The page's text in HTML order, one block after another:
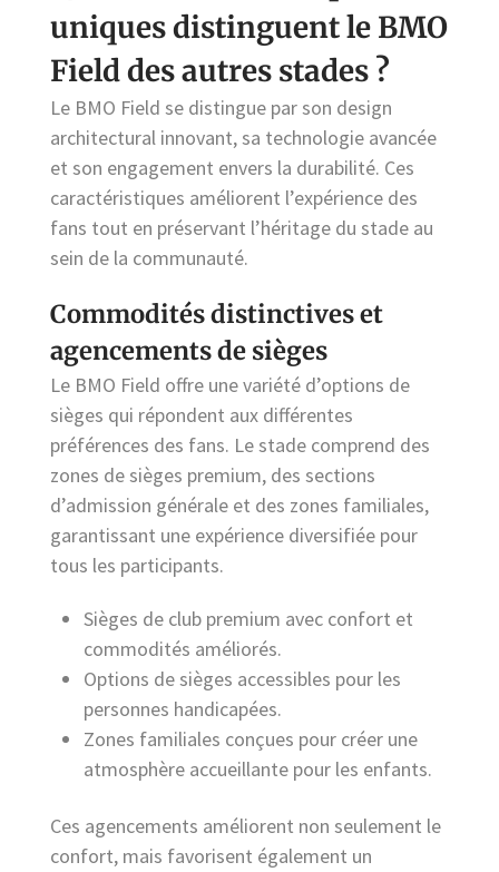
uniques distinguent le BMO
Field des autres stades ?
Le BMO Field se distingue par son design
architectural innovant, sa technologie avancée
et son engagement envers la durabilité. Ces
caractéristiques améliorent l’expérience des
fans tout en préservant l’héritage du stade au
sein de la communauté.
Commodités distinctives et
agencements de sièges
Le BMO Field offre une variété d’options de
sièges qui répondent aux différentes
préférences des fans. Le stade comprend des
zones de sièges premium, des sections
d’admission générale et des zones familiales,
garantissant une expérience diversifiée pour
tous les participants.
Sièges de club premium avec confort et
commodités améliorés.
Options de sièges accessibles pour les
personnes handicapées.
Zones familiales conçues pour créer une
atmosphère accueillante pour les enfants.
Ces agencements améliorent non seulement le
confort, mais favorisent également un